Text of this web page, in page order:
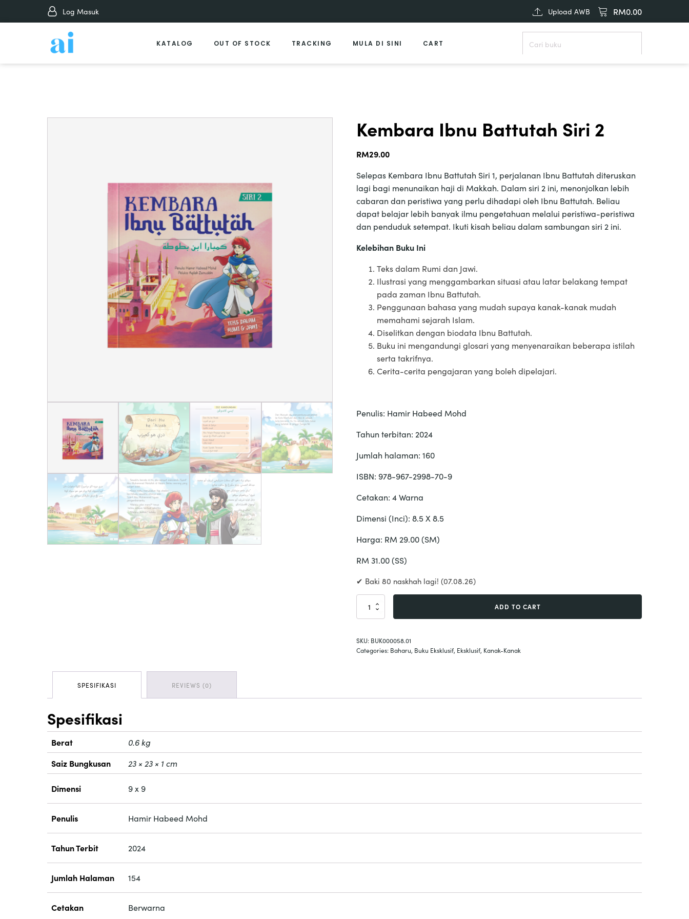
Log Masuk Upload AWB RM0.00
KATALOG OUT OF STOCK TRACKING MULA DI SINI CART
Kembara Ibnu Battutah Siri 2
RM29.00
Selepas Kembara Ibnu Battutah Siri 1, perjalanan Ibnu Battutah diteruskan
lagi bagi menunaikan haji di Makkah. Dalam siri 2 ini, menonjolkan lebih
cabaran dan peristiwa yang perlu dihadapi oleh Ibnu Battutah. Beliau
dapat belajar lebih banyak ilmu pengetahuan melalui peristiwa-peristiwa
dan penduduk setempat. Ikuti kisah beliau dalam sambungan siri 2 ini.
Kelebihan Buku Ini
Teks dalam Rumi dan Jawi.
Ilustrasi yang menggambarkan situasi atau latar belakang tempat
pada zaman Ibnu Battutah.
Penggunaan bahasa yang mudah supaya kanak-kanak mudah
memahami sejarah Islam.
Diselitkan dengan biodata Ibnu Battutah.
Buku ini mengandungi glosari yang menyenaraikan beberapa istilah
serta takrifnya.
Cerita-cerita pengajaran yang boleh dipelajari.
Penulis: Hamir Habeed Mohd
Tahun terbitan: 2024
Jumlah halaman: 160
ISBN: 978-967-2998-70-9
Cetakan: 4 Warna
Dimensi (Inci): 8.5 X 8.5
Harga: RM 29.00 (SM)
RM 31.00 (SS)
✔ Baki 80 naskhah lagi! (07.08.26)
Kembara
2
quantity
ADD TO CART
SKU: BUK000058.01
Categories: Baharu, Buku Eksklusif, Eksklusif, Kanak-Kanak
SPESIFIKASI REVIEWS (0)
Spesifikasi
Berat
0.6 kg
Saiz Bungkusan
23 × 23 × 1 cm
Dimensi 9 x 9
Penulis Hamir Habeed Mohd
Tahun Terbit 2024
Jumlah Halaman 154
Cetakan Berwarna